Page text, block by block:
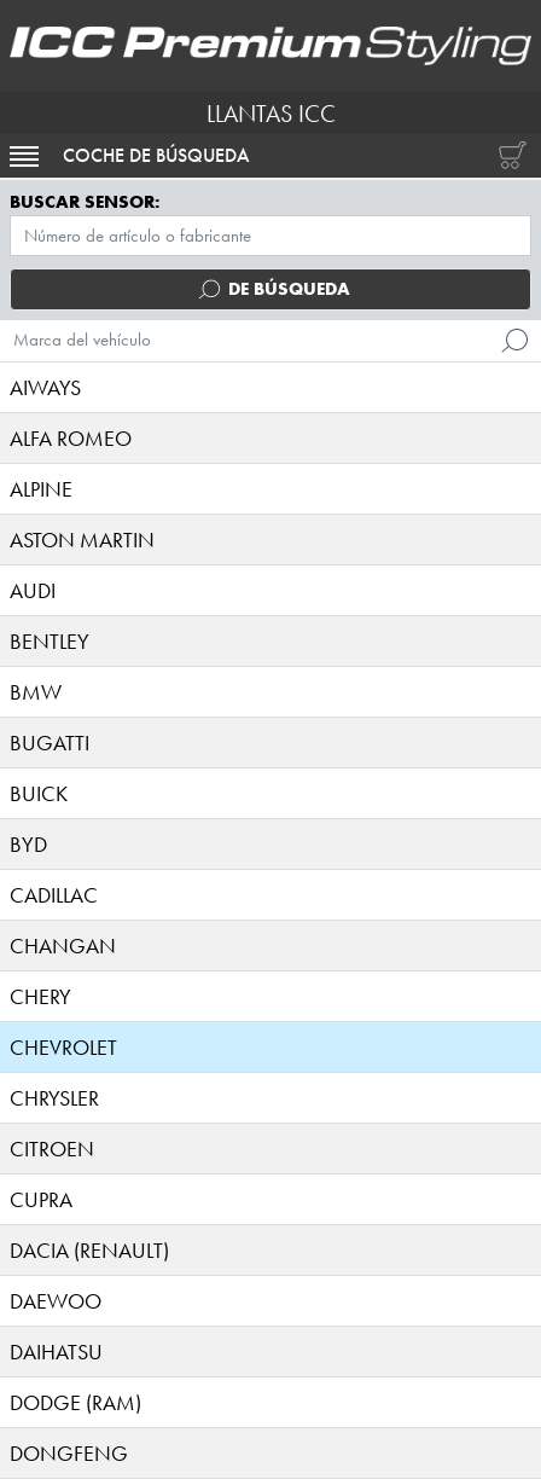
LLANTAS ICC
ACTIVAR NAVEGACIÓN
COCHE DE BÚSQUEDA
BUSCAR SENSOR:
DE BÚSQUEDA
Marca del vehículo
AIWAYS
ALFA ROMEO
ALPINE
ASTON MARTIN
AUDI
BENTLEY
BMW
BUGATTI
BUICK
BYD
CADILLAC
CHANGAN
CHERY
CHEVROLET
CHRYSLER
CITROEN
CUPRA
DACIA (RENAULT)
DAEWOO
DAIHATSU
DODGE (RAM)
DONGFENG